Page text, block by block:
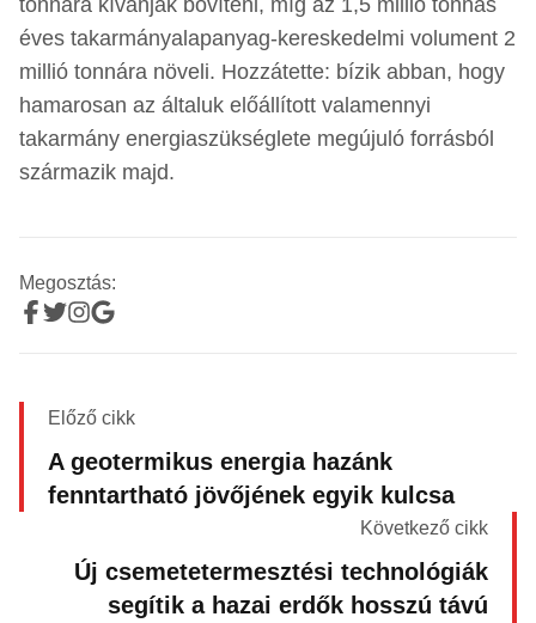
éves takarmányalapanyag-kereskedelmi volument 2
millió tonnára növeli. Hozzátette: bízik abban, hogy
hamarosan az általuk előállított valamennyi
takarmány energiaszükséglete megújuló forrásból
származik majd.
Megosztás:
Előző cikk
A geotermikus energia hazánk
fenntartható jövőjének egyik kulcsa
Következő cikk
Új csemetetermesztési technológiák
segítik a hazai erdők hosszú távú